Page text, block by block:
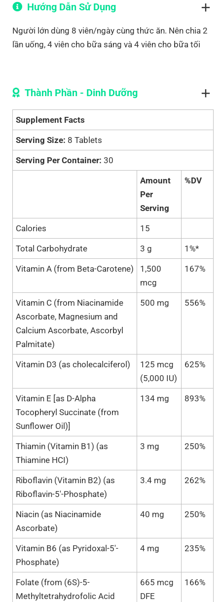
Hướng Dẫn Sử Dụng
Người lớn dùng 8 viên/ngày cùng thức ăn. Nên chia 2
lần uống, 4 viên cho bữa sáng và 4 viên cho bữa tối
Thành Phần - Dinh Dưỡng
Supplement Facts
Serving Size: 8 Tablets
Serving Per Container: 30
Amount
Per
Serving
%DV
Calories 15
Total Carbohydrate 3 g 1%*
Vitamin A (from Beta-Carotene)
1,500
mcg
167%
Vitamin C (from Niacinamide
Ascorbate, Magnesium and
Calcium Ascorbate, Ascorbyl
Palmitate)
500 mg 556%
Vitamin D3 (as cholecalciferol)
125 mcg
(5,000 IU)
625%
Vitamin E [as D-Alpha
Tocopheryl Succinate (from
Sunflower Oil)]
134 mg 893%
Thiamin (Vitamin B1) (as
Thiamine HCI)
3 mg 250%
Riboflavin (Vitamin B2) (as
Riboflavin-5'-Phosphate)
3.4 mg 262%
Niacin (as Niacinamide
Ascorbate)
40 mg 250%
Vitamin B6 (as Pyridoxal-5'-
Phosphate)
4 mg 235%
Folate (from (6S)-5-
Methyltetrahydrofolic Acid
665 mcg
DFE
166%